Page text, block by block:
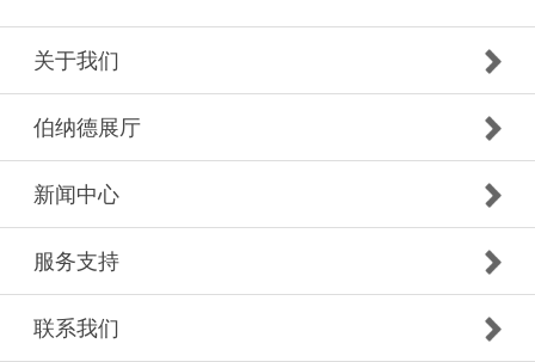
关于我们
伯纳德展厅
新闻中心
服务支持
联系我们